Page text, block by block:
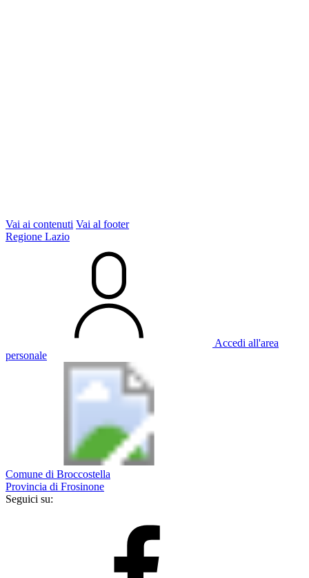
Vai ai contenuti Vai al footer
Regione Lazio
Accedi all'area
personale
Comune di Broccostella
Provincia di Frosinone
Seguici su: